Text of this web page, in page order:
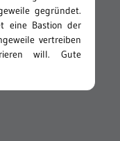
gegründet.
eine Bastion der
vertreiben
will. Gute